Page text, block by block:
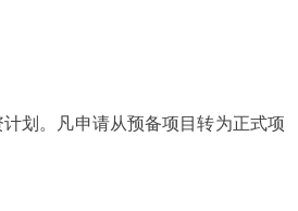
划。凡申请从预备项目转为正式项